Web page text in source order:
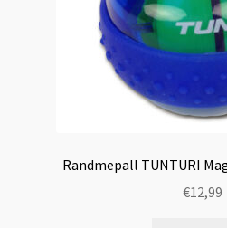
Randmepall TUNTURI
€12,99